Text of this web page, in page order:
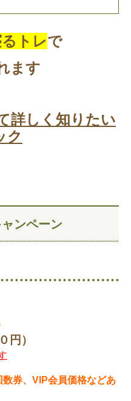
トレで
ます
詳しく知りたい
ク
ンペーン
５０円）
券、VIP会員価格などあ